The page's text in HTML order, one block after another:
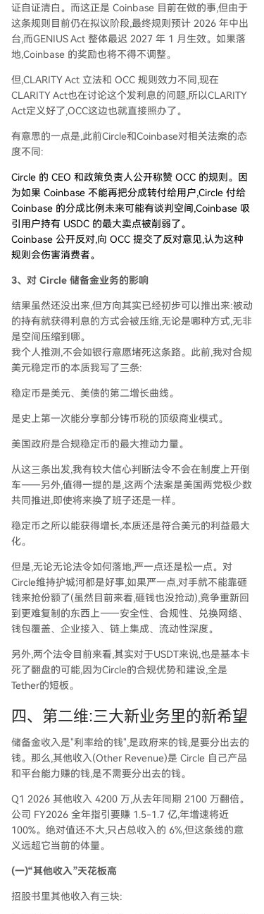
证自证清白。而这正是 Coinbase 目前在做的事,但由于
这条规则目前仍在拟议阶段,最终规则预计 2026 年中出
台,而GENIUS Act 整体最迟 2027 年 1 月生效。如果落
地,Coinbase 的奖励也将不得不调整。
但,CLARITY Act 立法和 OCC 规则效力不同,现在
CLARITY Act也在讨论这个发利息的问题,所以CLARITY
Act定义好了,OCC这边也就直接照办了。
有意思的一点是,此前Circle和Coinbase对相关法案的态
度不同:
Circle 的 CEO 和政策负责人公开称赞 OCC 的规则。因
为如果 Coinbase 不能再把分成转付给用户,Circle 付给
Coinbase 的分成比例未来可能有谈判空间,Coinbase 吸
引用户持有 USDC 的最大卖点被削弱了。
Coinbase 公开反对,向 OCC 提交了反对意见,认为这种
规则会伤害消费者。
3、对 Circle 储备金业务的影响
结果虽然还没出来,但方向其实已经初步可以推出来:被动
的持有就获得利息的方式会被压缩,无论是哪种方式,无非
是空间压缩到哪。
我个人推测,不会如银行意愿堵死这条路。此前,我对合规
美元稳定币的本质我写了三条:
稳定币是美元、美债的第二增长曲线。
是史上第一次能分享部分铸币税的顶级商业模式。
美国政府是合规稳定币的最大推动力量。
从这三条出发,我有较大信心判断法令不会在制度上开倒
车——另外,值得一提的是,这两个法案是美国两党极少数
共同推进,即使将来换了班子还是一样。
稳定币之所以能获得增长,本质还是符合美元的利益最大
化。
但是,无论无论法令如何落地,严一点还是松一点。对
Circle维持护城河都是好事,如果严一点,对手就不能靠砸
钱来抢份额了(虽然目前来看,砸钱也没抢动),竞争重新回
到更难复制的东西上——安全性、合规性、兑换网络、
钱包覆盖、企业接入、链上集成、流动性深度。
另外,两个法令目前来看,其实对于USDT来说,也是基本卡
死了翻盘的可能,因为Circle的合规优势和建设,全是
Tether的短板。
四、第二维:三大新业务里的新希望
储备金收入是"利率给的钱",是政府来的钱,是要分出去的
钱。那么,其他收入(Other Revenue)是 Circle 自己产品
和平台能力赚的钱,是不需要分出去的钱。
Q1 2026 其他收入 4200 万,从去年同期 2100 万翻倍。
公司 FY2026 全年指引要赚 1.5-1.7 亿,年增速将近
100%。绝对值还不大,只占总收入的 6%,但这条线的意
义远超它当前的体量。
(一)“其他收入”天花板高
招股书里其他收入有三块: